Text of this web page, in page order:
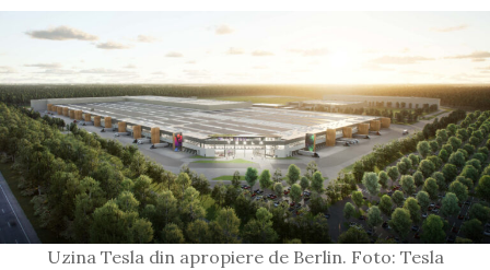
Uzina Tesla din apropiere de Berlin. Foto: Tesla